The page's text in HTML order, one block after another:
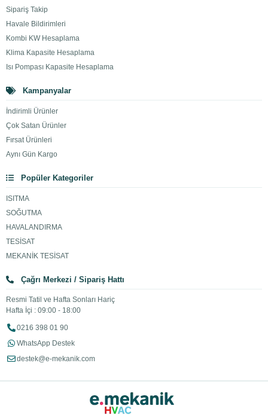
Sipariş Takip
Havale Bildirimleri
Kombi KW Hesaplama
Klima Kapasite Hesaplama
Isı Pompası Kapasite Hesaplama
Kampanyalar
İndirimli Ürünler
Çok Satan Ürünler
Fırsat Ürünleri
Aynı Gün Kargo
Popüler Kategoriler
ISITMA
SOĞUTMA
HAVALANDIRMA
TESİSAT
MEKANİK TESİSAT
Çağrı Merkezi / Sipariş Hattı
Resmi Tatil ve Hafta Sonları Hariç
Hafta İçi : 09:00 - 18:00
0216 398 01 90
WhatsApp Destek
destek@e-mekanik.com